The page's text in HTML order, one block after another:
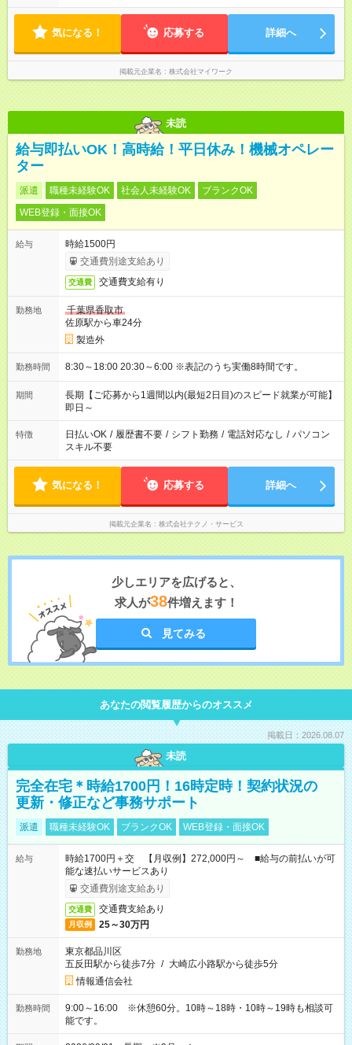
気になる！ 応募する 詳細へ
掲載元企業名 株式会社マイワーク
未読
給与即払いOK！高時給！平日休み！機械オペレー
ター
派遣 職種未経験OK 社会人未経験OK
ブランクOK
WEB登録・面接OK
給与
時給1500円
交通費別途支給あり
交通費 交通費支給有り
勤務地
千葉県香取市
佐原駅から車24分
製造外
勤務時間 8:30～18:00 20:30～6:00 ※表記のうち実働8時間です。
期間
長期【ご応募から1週間以内(最短2日目)のスピード就業が可能】
即日～
特徴 日払いOK / 履歴書不要 / シフト勤務 / 電話対応なし / パソコン
スキル不要
気になる！ 応募する 詳細へ
掲載元企業名 株式会社テクノ・サービス
少しエリアを広げると、
求人が38件増えます！
見てみる
あなたの閲覧履歴からのオススメ
掲載日：2026.08.07
未読
完全在宅＊時給1700円！16時定時！契約状況の
更新・修正など事務サポート
派遣 職種未経験OK ブランクOK WEB登録・面接OK
給与
時給1700円＋交 【月収例】272,000円～ ■給与の前払いが可
能な速払いサービスあり
交通費別途支給あり
交通費 交通費支給あり
月収例 25～30万円
勤務地
東京都品川区
五反田駅から徒歩7分 / 大崎広小路駅から徒歩5分
情報通信会社
勤務時間
9:00～16:00 ※休憩60分。10時～18時・10時～19時も相談可
能です。